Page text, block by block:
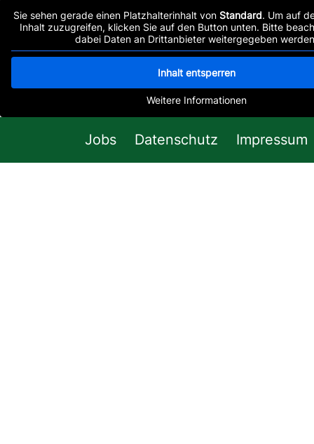
Sie sehen gerade einen Platzhalterinhalt von Standard. Um auf
Inhalt zuzugreifen, klicken Sie auf den Button unten. Bitte
dabei Daten an Drittanbieter weitergegeben
Inhalt entsperren
Weitere Informationen
Jobs Datenschutz Impressum